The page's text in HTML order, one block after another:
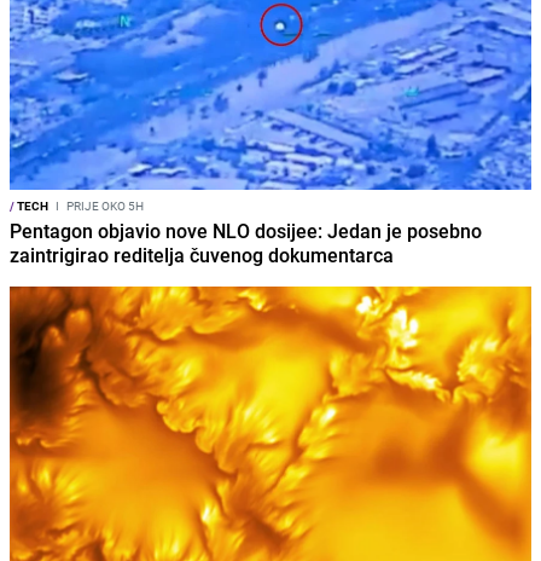
/TECH I PRIJE OKO 5H
Pentagon objavio nove NLO dosijee: Jedan je posebno
zaintrigirao reditelja čuvenog dokumentarca